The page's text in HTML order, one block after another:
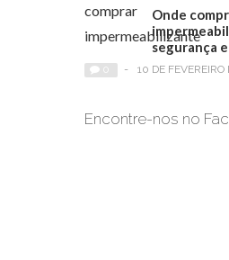
Onde
segurança
- 10 DE
Encontre-nos no